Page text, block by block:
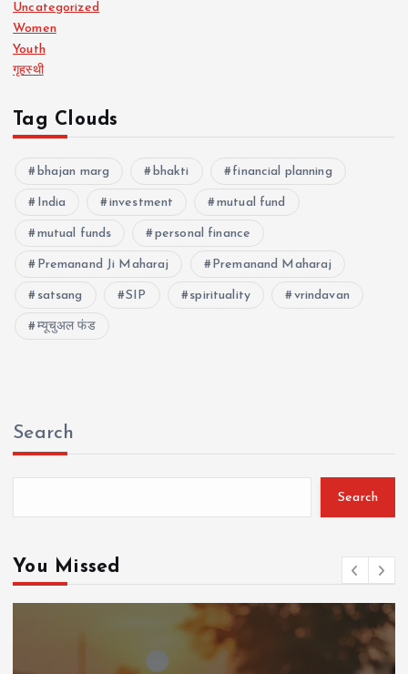
Uncategorized
Women
Youth
गृहस्थी
Tag Clouds
bhajan marg bhakti financial planning
India investment mutual fund
mutual funds personal finance
Premanand Ji Maharaj Premanand Maharaj
satsang SIP spirituality vrindavan
म्यूचुअल फंड
Search
Search
You Missed